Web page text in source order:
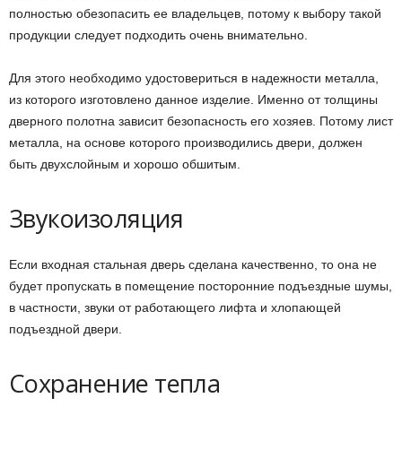
полностью обезопасить ее владельцев, потому к выбору такой
продукции следует подходить очень внимательно.
Для этого необходимо удостовериться в надежности металла,
из которого изготовлено данное изделие. Именно от толщины
дверного полотна зависит безопасность его хозяев. Потому лист
металла, на основе которого производились двери, должен
быть двухслойным и хорошо обшитым.
Звукоизоляция
Если входная стальная дверь сделана качественно, то она не
будет пропускать в помещение посторонние подъездные шумы,
в частности, звуки от работающего лифта и хлопающей
подъездной двери.
Сохранение тепла